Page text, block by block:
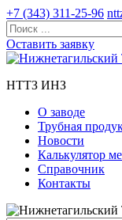
+7 (343) 311-25-96
Оставить заявку
НТТЗ ИНЗ
О заводе
Трубная
Новости
Калькулятор
Справочник
Контакты